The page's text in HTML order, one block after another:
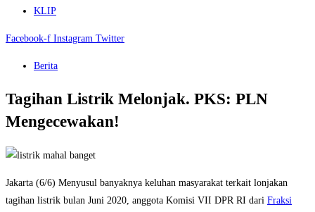
KLIP
Facebook-f Instagram Twitter
Berita
Tagihan Listrik Melonjak. PKS: PLN
Mengecewakan!
Jakarta (6/6) Menyusul banyaknya keluhan masyarakat terkait lonjakan
tagihan listrik bulan Juni 2020, anggota Komisi VII DPR RI dari Fraksi